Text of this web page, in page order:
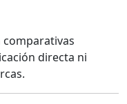
comparativas
directa ni